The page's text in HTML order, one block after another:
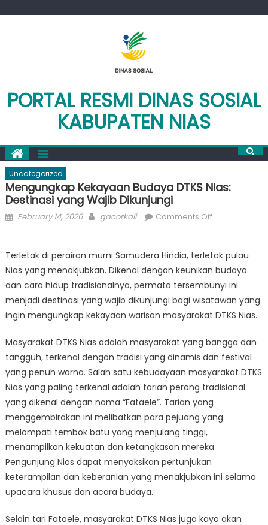
PORTAL RESMI DINAS SOSIAL
KABUPATEN NIAS
Uncategorized
Mengungkap Kekayaan Budaya DTKS Nias:
Destinasi yang Wajib Dikunjungi
Posted
February 14, 2026 Author
gacorkali Comments Offon
Budaya
DTKS
Nias:
Destinasi
yang
Dikunjungi
Terletak di perairan murni Samudera Hindia, terletak pulau
Nias yang menakjubkan. Dikenal dengan keunikan budaya
dan cara hidup tradisionalnya, permata tersembunyi ini
menjadi destinasi yang wajib dikunjungi bagi wisatawan yang
ingin mengungkap kekayaan warisan masyarakat DTKS Nias.
Masyarakat DTKS Nias adalah masyarakat yang bangga dan
tangguh, terkenal dengan tradisi yang dinamis dan festival
yang penuh warna. Salah satu kebudayaan masyarakat DTKS
Nias yang paling terkenal adalah tarian perang tradisional
yang dikenal dengan nama “Fataele”. Tarian yang
menggembirakan ini melibatkan para pejuang yang
melompati tembok batu yang menjulang tinggi,
menampilkan kekuatan dan ketangkasan mereka.
Pengunjung Nias dapat menyaksikan pertunjukan
keterampilan dan keberanian yang menakjubkan ini selama
upacara khusus dan acara budaya.
Selain tari Fataele, masyarakat DTKS Nias juga kaya akan